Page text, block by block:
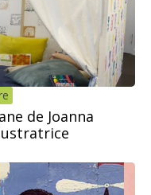
de Joanna